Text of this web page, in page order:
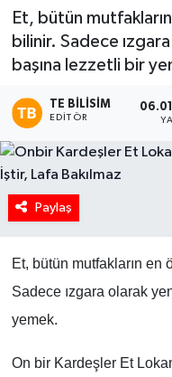
Et, bütün
bilinir. Sadece
başına lezzetli bir
TE BILISIM
EDITÖR
Paylaş
Et, bütün mutfakların
Sadece ızgara olarak
yemek.
On bir Kardeşler Et
Haber Arşivi